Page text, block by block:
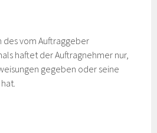
des vom Auftraggeber
haftet der Auftragnehmer nur,
gegeben oder seine